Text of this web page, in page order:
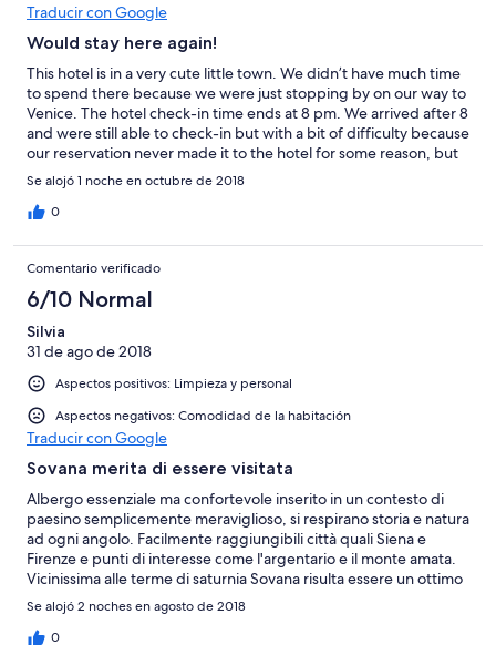
Traducir con Google
Would stay here again!
This hotel is in a very cute little town. We didn’t have much time
to spend there because we were just stopping by on our way to
Venice. The hotel check-in time ends at 8 pm. We arrived after 8
and were still able to check-in but with a bit of difficulty because
our reservation never made it to the hotel for some reason, but
they were very accommodating and said we could stay and
work it out in the morning. Two of the rooms were a tad small
but sufficient, and our third room was huge with an outdoor
Se alojó 1 noche en octubre de 2018
0
Comentario verificado
6/10 Normal
Silvia
31 de ago de 2018
Aspectos positivos: Limpieza y personal
Aspectos negativos: Comodidad de la habitación
Traducir con Google
Sovana merita di essere visitata
Albergo essenziale ma confortevole inserito in un contesto di
paesino semplicemente meraviglioso, si respirano storia e natura
ad ogni angolo. Facilmente raggiungibili città quali Siena e
Firenze e punti di interesse come l'argentario e il monte amata.
Vicinissima alle terme di saturnia Sovana risulta essere un ottimo
punto d'appoggio per esplorare parte della Toscana, inoltre
merita di essere visitata.
Se alojó 2 noches en agosto de 2018
0